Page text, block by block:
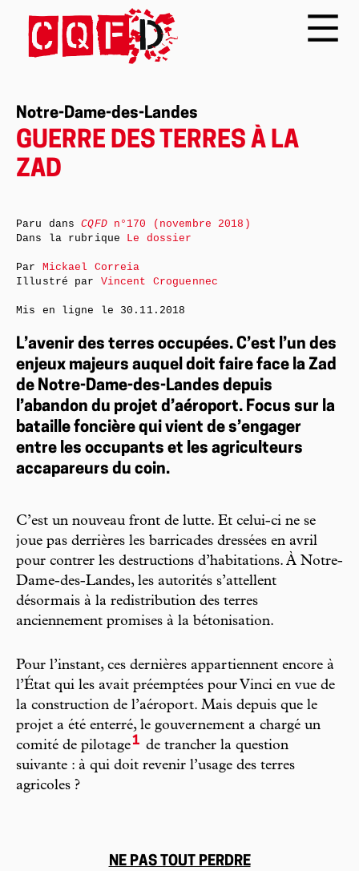
Notre-Dame-des-Landes
GUERRE DES TERRES À LA
ZAD
L’avenir des terres occupées. C’est l’un des
enjeux majeurs auquel doit faire face la Zad
de Notre-Dame-des-Landes depuis
l’abandon du projet d’aéroport. Focus sur la
bataille foncière qui vient de s’engager
entre les occupants et les agriculteurs
accapareurs du coin.
C’est un nouveau front de lutte. Et celui-ci ne se
joue pas derrières les barricades dressées en avril
pour contrer les destructions d’habitations. À Notre-
Dame-des-Landes, les autorités s’attellent
désormais à la redistribution des terres
anciennement promises à la bétonisation.
Pour l’instant, ces dernières appartiennent encore à
l’État qui les avait préemptées pour Vinci en vue de
la construction de l’aéroport. Mais depuis que le
projet a été enterré, le gouvernement a chargé un
comité de pilotage1 de trancher la question
suivante : à qui doit revenir l’usage des terres
agricoles ?
NE PAS TOUT PERDRE
Paru dansCQFDn°170 (novembre 2018)
Dans la rubrique Le dossier
Par Mickael Correia
Illustré par Vincent Croguennec
Mis en ligne le 30.11.2018